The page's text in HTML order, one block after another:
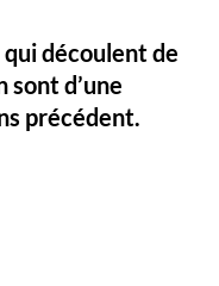
découlent de
d’une
précédent.